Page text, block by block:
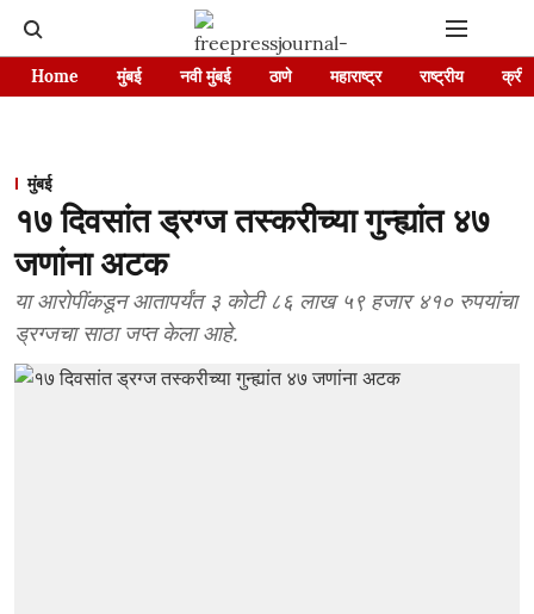
Home मुंबई नवी मुंबई ठाणे महाराष्ट्र राष्ट्रीय
मुंबई
१७ दिवसांत ड्रग्ज तस्करीच्या गुन्ह्यांत ४७
जणांना अटक
या आरोपींकडून आतापर्यंत ३ कोटी ८६ लाख ५९ हजार ४१० रुपयांचा
ड्रग्जचा साठा जप्त केला आहे.